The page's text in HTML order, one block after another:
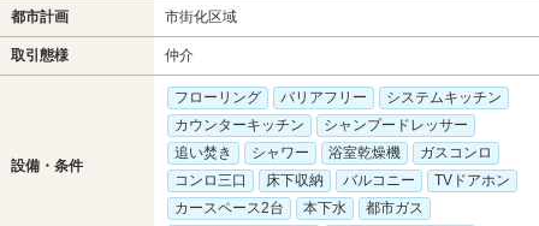
都市計画 市街化区域
取引態様 仲介
設備・条件
フローリング バリアフリー
システムキッチン
カウンターキッチン
シャンプードレッサー
追い焚き
シャワー 浴室乾燥機
ガスコンロ
コンロ三口
床下収納 バルコニー
TVドアホン
カースペース2台
本下水
都市ガス